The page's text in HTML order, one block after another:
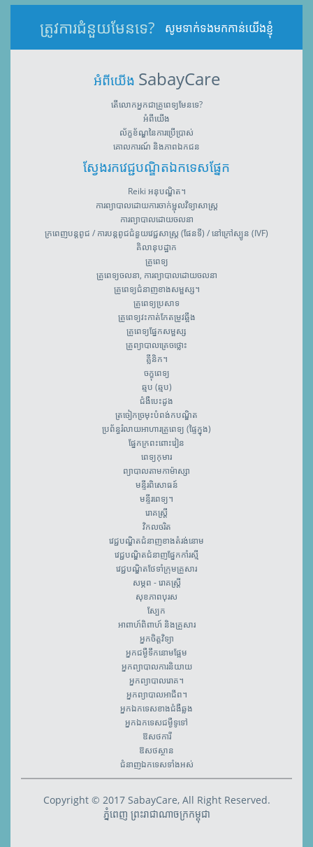
ត្រូវការជំនួយមែនទេ? សូមទាក់ទងមកកាន់យើងខ្ញុំ
អំពីយើង SabayCare
តើលោកអ្នកជាគ្រូពេទ្យមែនទេ?
អំពីយើង
ល័ក្ខខ័ណ្ឌនៃការប្រើប្រាស់
គោលការណ៍ និងភាពឯកជន
ស្វែងរកវេជ្ជបណ្ឌិតឯកទេសផ្នែក
Reiki អនុបណ្ឌិត។
ការព្យាបាលដោយការចាក់ម្ជុលវិទ្យាសាស្រ្ត
ការព្យាបាលដោយចលនា
ក្រពេញបន្តពូជ / ការបន្តពូជជំនួយវេជ្ជសាស្រ្ត (ផែនទី) / នៅក្រៅស្បូន (IVF)
គិលានុបដ្ឋាក
គ្រូពេទ្យ
គ្រូពេទ្យចលនា, ការព្យាបាលដោយចលនា
គ្រូពេទ្យជំនាញខាងសម្ផស្ស។
គ្រូពេទ្យប្រសាទ
គ្រូពេទ្យវះកាត់កែតម្រូវឆ្អឹង
គ្រូពេទ្យ​ផ្នែកសម្ផស្ស
គ្រូព្យាបាលគ្រេចថ្លោះ
គ្លីនិក។
ចក្ខុពេទ្យ
ឆ្មប (ឆ្មប)
ជំងឺបេះដូង
ត្រចៀកច្រមុះបំពង់កបណ្ឌិត
ប្រព័ន្ធរំលាយអាហារគ្រូពេទ្យ (ផ្ទៃក្នុង)
ផ្នែកក្រពះពោះវៀន
ពេទ្យកុមារ
ព្យាបាលតាមកាម៉ាស្សា
មន្ទីរពិសោធន៍
មន្ទីរពេទ្យ។
រោគស្ត្រី
វិកលចរិត
វេជ្ជបណ្ឌិតជំនាញខាងតំរង់នោម
វេជ្ជបណ្ឌិតជំនាញផ្នែកកាំរស្មី
វេជ្ជបណ្ឌិតថែទាំក្រុមគ្រួសារ
សម្ភព - រោគស្ត្រី
សុខភាពបុរស
ស្បែក
អាពាហ៍ពិពាហ៍ និងគ្រួសារ
អ្នកចិត្តវិទ្យា
អ្នកជម្ងឺទឹកនោមផ្អែម
អ្នកព្យាបាលការនិយាយ
អ្នកព្យាបាលរោគ។
អ្នកព្យាបាលអាជីព។
អ្នកឯកទេសខាងជំងឺឆ្លង
អ្នកឯកទេសជម្ងឺទូទៅ
ឱសថការី
ឱសថស្ថាន
ជំនាញឯកទេសទាំងអស់
Copyright © 2017 SabayCare, All Right Reserved.
ភ្នំពេញ ព្រះរាជាណាចក្រកម្ពុជា